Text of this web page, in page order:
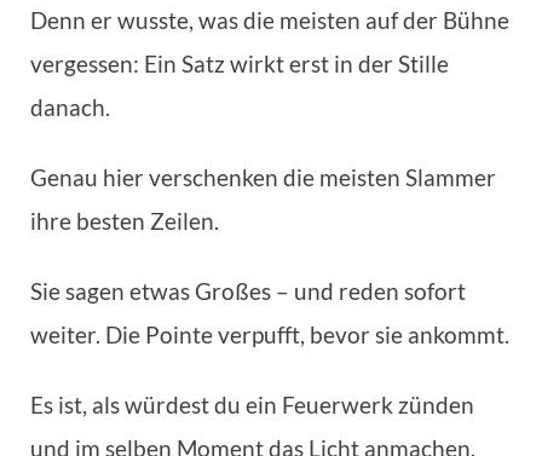
Denn er wusste, was die meisten auf der Bühne
vergessen: Ein Satz wirkt erst in der Stille
danach.
Genau hier verschenken die meisten Slammer
ihre besten Zeilen.
Sie sagen etwas Großes – und reden sofort
weiter. Die Pointe verpufft, bevor sie ankommt.
Es ist, als würdest du ein Feuerwerk zünden
und im selben Moment das Licht anmachen.